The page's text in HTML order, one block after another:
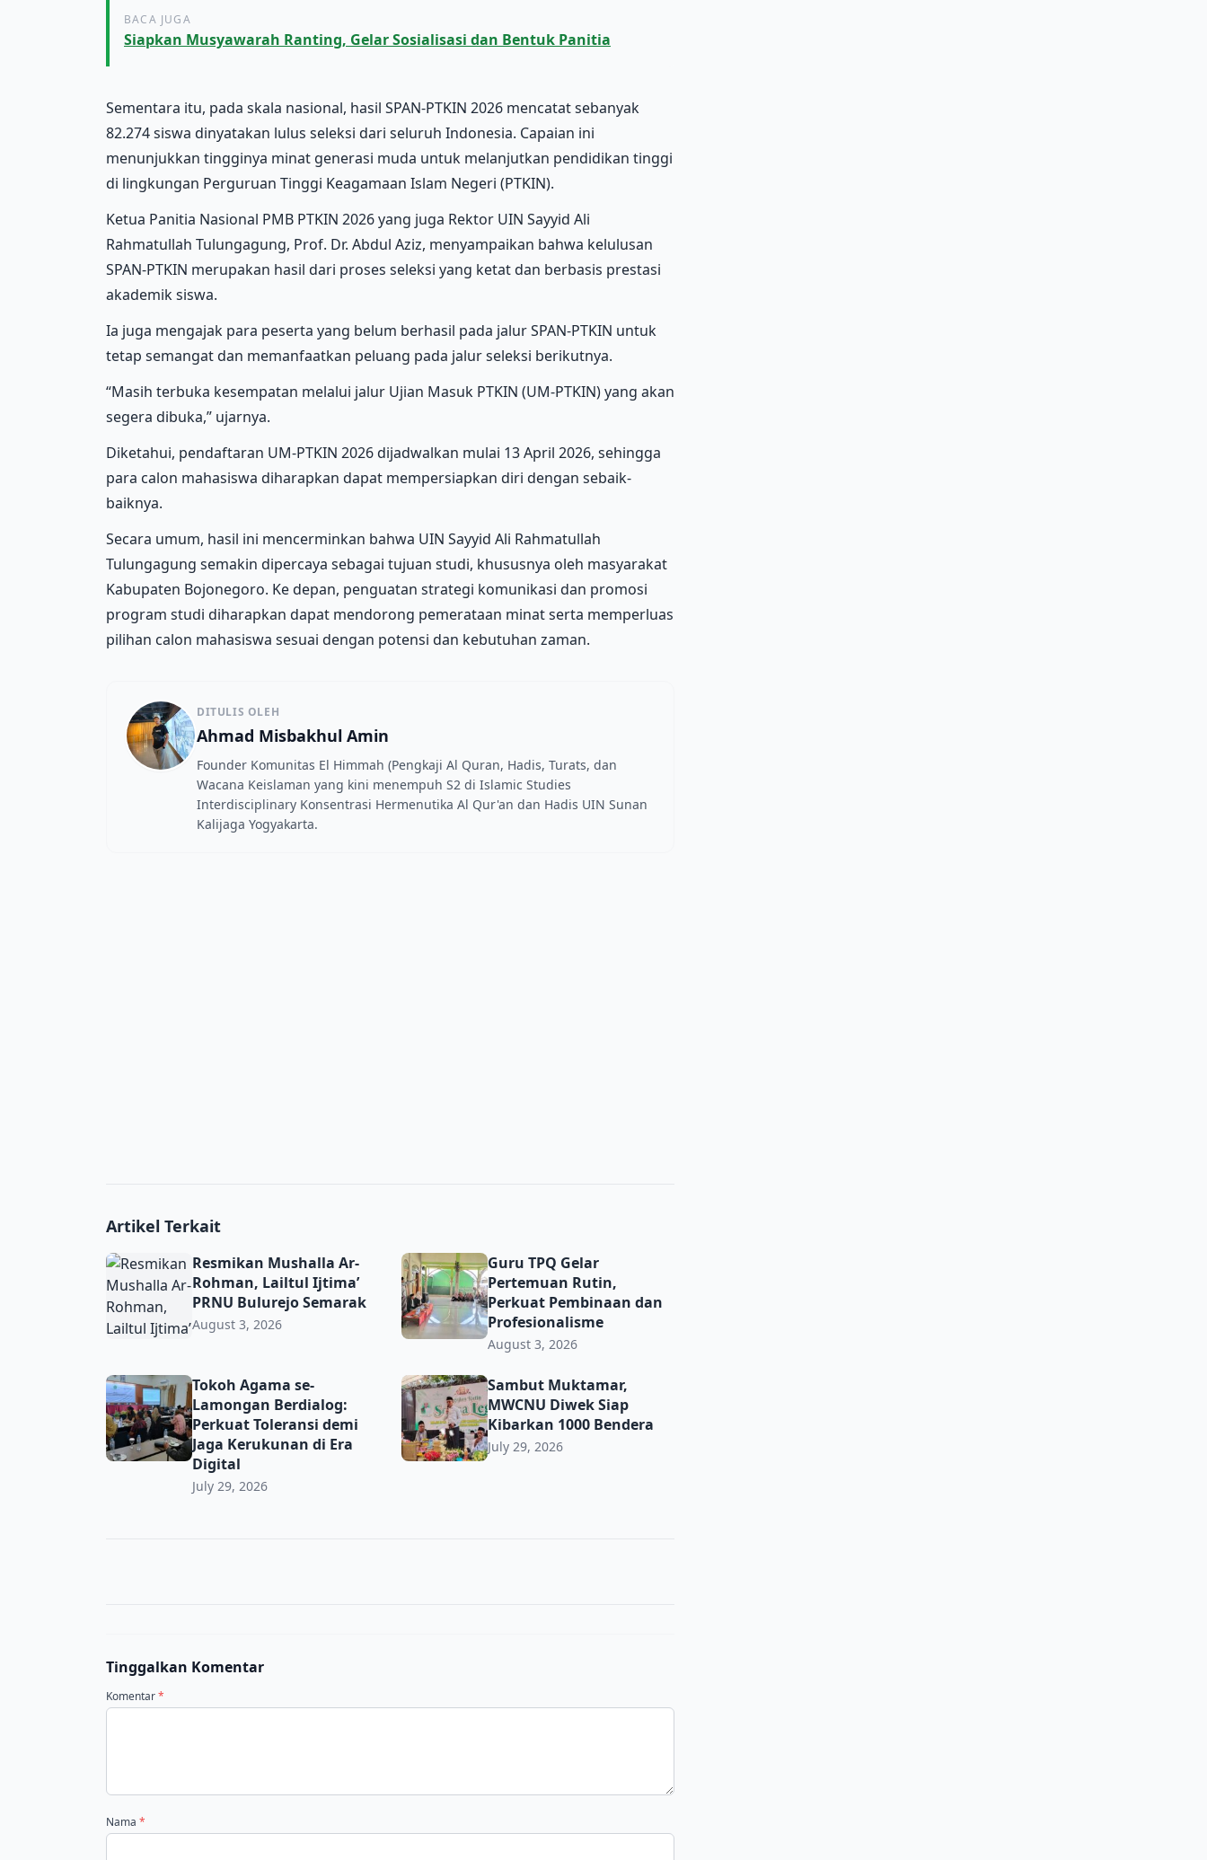
BACA JUGA
Siapkan Musyawarah Ranting, Gelar Sosialisasi dan Bentuk Panitia
Sementara itu, pada skala nasional, hasil SPAN-PTKIN 2026 mencatat sebanyak
82.274 siswa dinyatakan lulus seleksi dari seluruh Indonesia. Capaian ini
menunjukkan tingginya minat generasi muda untuk melanjutkan pendidikan tinggi
di lingkungan Perguruan Tinggi Keagamaan Islam Negeri (PTKIN).
Ketua Panitia Nasional PMB PTKIN 2026 yang juga Rektor UIN Sayyid Ali
Rahmatullah Tulungagung, Prof. Dr. Abdul Aziz, menyampaikan bahwa kelulusan
SPAN-PTKIN merupakan hasil dari proses seleksi yang ketat dan berbasis prestasi
akademik siswa.
Ia juga mengajak para peserta yang belum berhasil pada jalur SPAN-PTKIN untuk
tetap semangat dan memanfaatkan peluang pada jalur seleksi berikutnya.
“Masih terbuka kesempatan melalui jalur Ujian Masuk PTKIN (UM-PTKIN) yang akan
segera dibuka,” ujarnya.
Diketahui, pendaftaran UM-PTKIN 2026 dijadwalkan mulai 13 April 2026, sehingga
para calon mahasiswa diharapkan dapat mempersiapkan diri dengan sebaik-
baiknya.
Secara umum, hasil ini mencerminkan bahwa UIN Sayyid Ali Rahmatullah
Tulungagung semakin dipercaya sebagai tujuan studi, khususnya oleh masyarakat
Kabupaten Bojonegoro. Ke depan, penguatan strategi komunikasi dan promosi
program studi diharapkan dapat mendorong pemerataan minat serta memperluas
pilihan calon mahasiswa sesuai dengan potensi dan kebutuhan zaman.
DITULIS OLEH
Ahmad Misbakhul Amin
Founder Komunitas El Himmah (Pengkaji Al Quran, Hadis, Turats, dan
Wacana Keislaman yang kini menempuh S2 di Islamic Studies
Interdisciplinary Konsentrasi Hermenutika Al Qur'an dan Hadis UIN Sunan
Kalijaga Yogyakarta.
Artikel Terkait
Resmikan Mushalla Ar-Rohman, Lailtul Ijtima’ PRNU Bulurejo Semarak
Resmikan Mushalla Ar-
Rohman, Lailtul Ijtima’
PRNU Bulurejo Semarak
August 3, 2026
Guru TPQ Gelar Pertemuan Rutin, Perkuat Pembinaan dan Profesionalisme
Guru TPQ Gelar
Pertemuan Rutin,
Perkuat Pembinaan dan
Profesionalisme
August 3, 2026
Tokoh Agama se-Lamongan Berdialog: Perkuat Toleransi demi Jaga Kerukunan di Era Digital
Tokoh Agama se-
Lamongan Berdialog:
Perkuat Toleransi demi
Jaga Kerukunan di Era
Digital
July 29, 2026
Sambut Muktamar, MWCNU Diwek Siap Kibarkan 1000 Bendera
Sambut Muktamar,
MWCNU Diwek Siap
Kibarkan 1000 Bendera
July 29, 2026
Tinggalkan Komentar
Komentar*
Nama *